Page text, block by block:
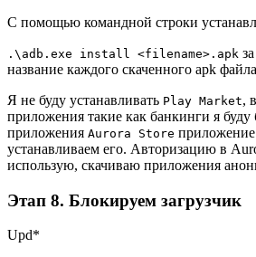
С помощью командной строки
.\adb.exe install <filename>.apk
название каждого скаченного apk файла
Я не буду устанавливать Play Market,
приложения такие как банкинги я
приложения Aurora Store
устанавливаем его. Авторизацию в
использую, скачиваю приложения
Этап 8. Блокируем загрузчик
Upd*